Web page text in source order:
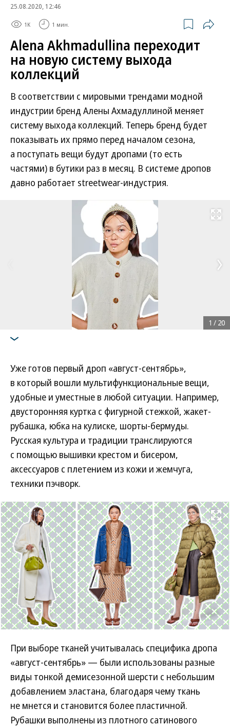
25.08.2020, 12:46
1K 1 мин.
Alena Akhmadullina переходит
на новую систему выхода
коллекций
В соответствии с мировыми трендами модной
индустрии бренд Алены Ахмадуллиной меняет
систему выхода коллекций. Теперь бренд будет
показывать их прямо перед началом сезона,
а поступать вещи будут дропами (то есть
частями) в бутики раз в месяц. В системе дропов
давно работает streetwear-индустрия.
Развернуть
1 / 20
Уже готов первый дроп «август-сентябрь»,
в который вошли мультифункциональные вещи,
удобные и уместные в любой ситуации. Например,
двусторонняя куртка с фигурной стежкой, жакет-
рубашка, юбка на кулиске, шорты-бермуды.
Русская культура и традиции транслируются
с помощью вышивки крестом и бисером,
аксессуаров с плетением из кожи и жемчуга,
техники пэчворк.
Развернуть
При выборе тканей учитывалась специфика дропа
«август-сентябрь» — были использованы разные
виды тонкой демисезонной шерсти с небольшим
добавлением эластана, благодаря чему ткань
не мнется и становится более пластичной.
Рубашки выполнены из плотного сатинового